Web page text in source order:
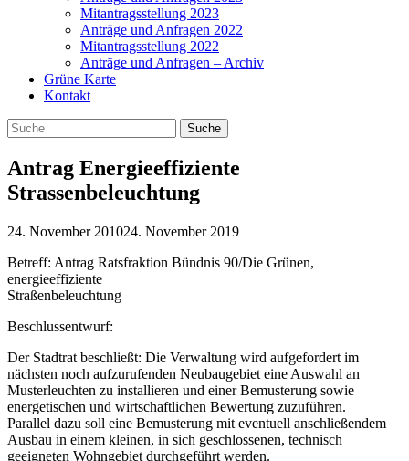
Mitantragsstellung 2023
Anträge und Anfragen 2022
Mitantragsstellung 2022
Anträge und Anfragen – Archiv
Grüne Karte
Kontakt
Antrag Energieeffiziente
Strassenbeleuchtung
24. November 201024. November 2019
Betreff: Antrag Ratsfraktion Bündnis 90/Die Grünen,
energieeffiziente
Straßenbeleuchtung
Beschlussentwurf:
Der Stadtrat beschließt: Die Verwaltung wird aufgefordert im
nächsten noch aufzurufenden Neubaugebiet eine Auswahl an
Musterleuchten zu installieren und einer Bemusterung sowie
energetischen und wirtschaftlichen Bewertung zuzuführen.
Parallel dazu soll eine Bemusterung mit eventuell anschließendem
Ausbau in einem kleinen, in sich geschlossenen, technisch
geeigneten Wohngebiet durchgeführt werden.